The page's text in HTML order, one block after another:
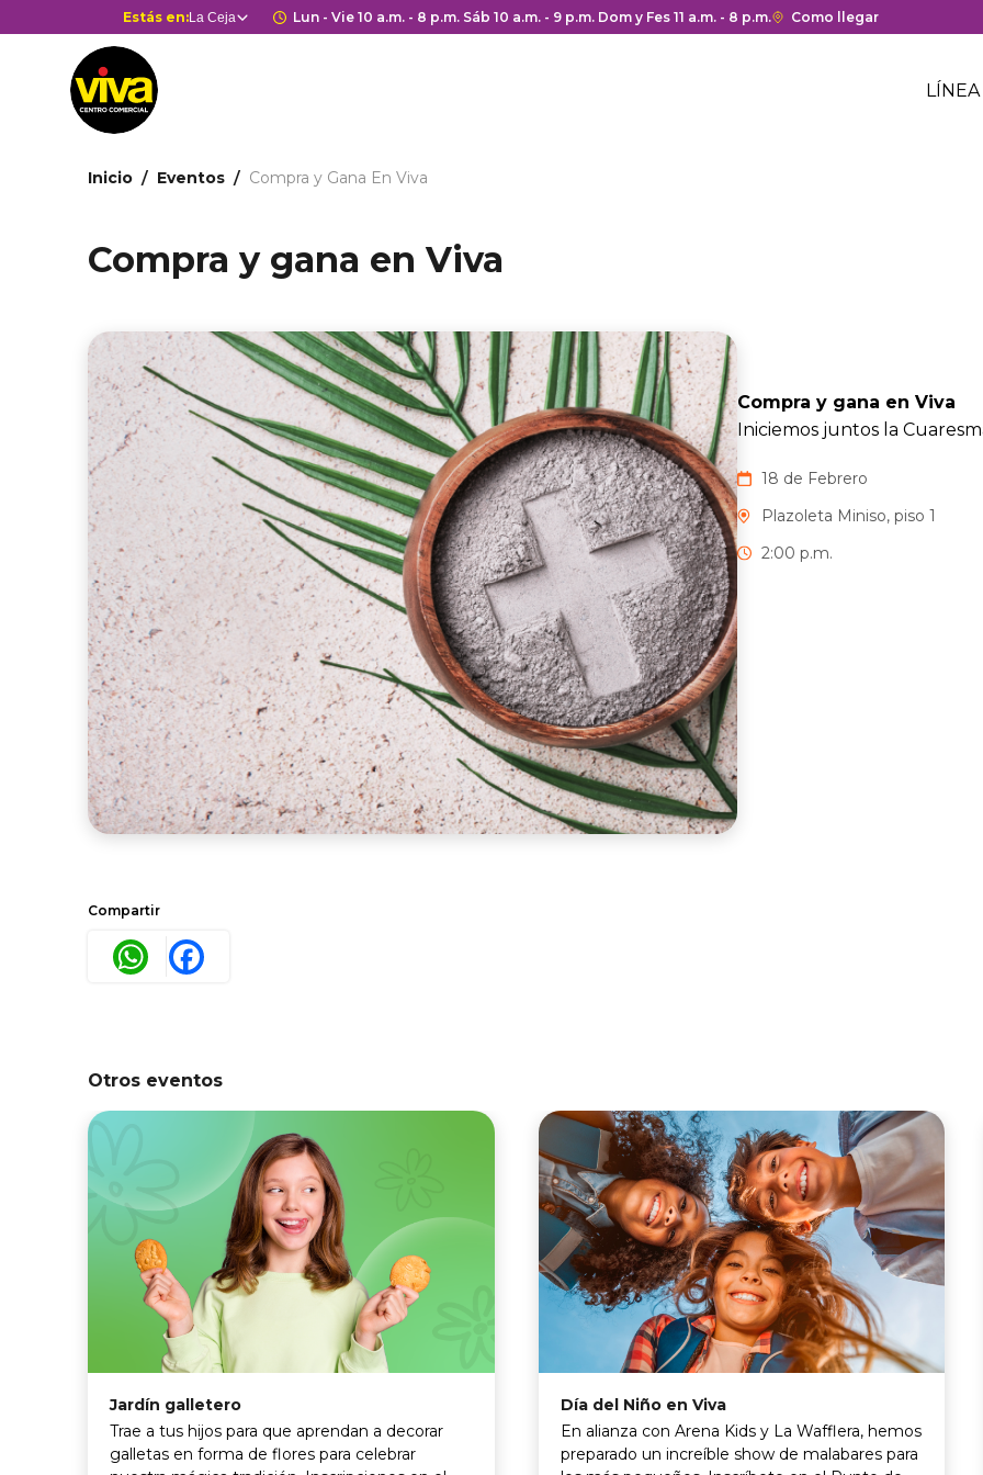
al
contenido
principal
Selector
de
centros
comerciales
Estás en:Estás en
La Ceja Horario de apertura y cierre del centro comercial.
Lun - Vie 10 a.m. - 8 p.m. Sáb 10 a.m. - 9 p.m. Dom y Fes 11 a.m. - 8 p.m.Enlace
Como llegar
Ruta
de
Inicio Eventos Compra y Gana En Viva
Compra y gana en Viva
Compra y gana en Viva
Iniciemos juntos la
18 de Febrero
Plazoleta Miniso, piso 1
2:00 p.m.
Compartir
WhatsApp
Otros eventos
Jardín galletero
Trae a tus hijos para que aprendan a decorar
galletas en forma de flores para celebrar
Día del Niño en Viva
En alianza con Arena Kids y La Wafflera, hemos
preparado un increíble show de malabares para